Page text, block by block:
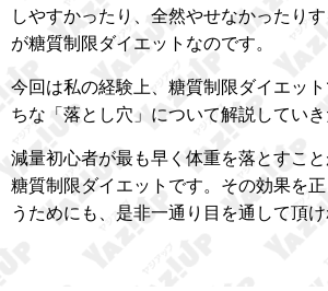
しやすかったり、全然やせなかったり
が糖質制限ダイエットなのです。
今回は私の経験上、糖質制限ダイエッ
ちな「落とし穴」について解説していき
減量初心者が最も早く体重を落とすこ
糖質制限ダイエットです。その効果を
うためにも、是非一通り目を通して頂け